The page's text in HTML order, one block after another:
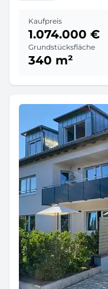
Kaufpreis
1.074.000 €
Grundstücksfläche
340 m²